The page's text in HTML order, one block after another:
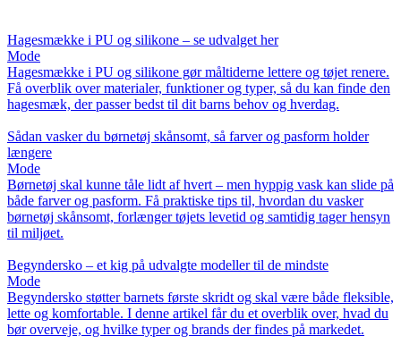
Hagesmække i PU og silikone – se udvalget her
Mode
Hagesmække i PU og silikone gør måltiderne lettere og tøjet renere.
Få overblik over materialer, funktioner og typer, så du kan finde den
hagesmæk, der passer bedst til dit barns behov og hverdag.
Sådan vasker du børnetøj skånsomt, så farver og pasform holder
længere
Mode
Børnetøj skal kunne tåle lidt af hvert – men hyppig vask kan slide på
både farver og pasform. Få praktiske tips til, hvordan du vasker
børnetøj skånsomt, forlænger tøjets levetid og samtidig tager hensyn
til miljøet.
Begyndersko – et kig på udvalgte modeller til de mindste
Mode
Begyndersko støtter barnets første skridt og skal være både fleksible,
lette og komfortable. I denne artikel får du et overblik over, hvad du
bør overveje, og hvilke typer og brands der findes på markedet.